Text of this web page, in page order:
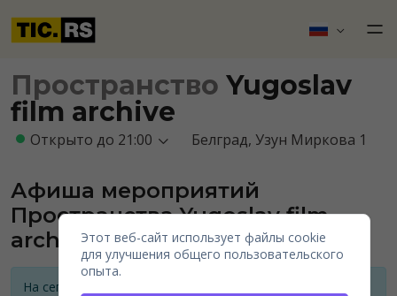
Пространство Yugoslav
film archive
Открыто до 21:00 Белград, Узун Миркова 1
Афиша мероприятий
Пространства Yugoslav film
archive
На сегодняшний день нет анонсов мероприятий
Этот веб-сайт использует файлы cookie
для улучшения общего пользовательского
опыта.